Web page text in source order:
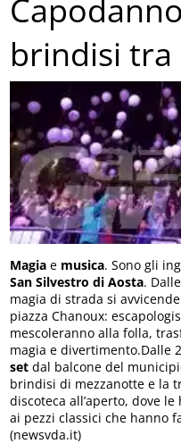
brindisi tra
Magia e musica. Sono gli
San Silvestro di Aosta.
magia di strada si
piazza Chanoux:
mescoleranno alla folla,
magia e divertimento.Dalle
set dal balcone del
brindisi di mezzanotte e la
discoteca all’aperto, dove
ai pezzi classici che hanno
(newsvda.it)